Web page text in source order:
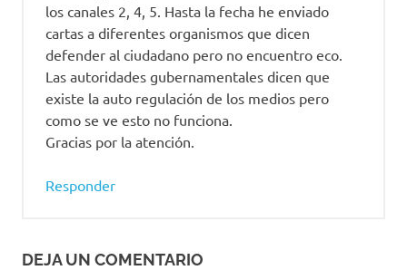
los canales 2, 4, 5. Hasta la fecha he enviado
cartas a diferentes organismos que dicen
defender al ciudadano pero no encuentro eco.
Las autoridades gubernamentales dicen que
existe la auto regulación de los medios pero
como se ve esto no funciona.
Gracias por la atención.
Responder
DEJA UN COMENTARIO